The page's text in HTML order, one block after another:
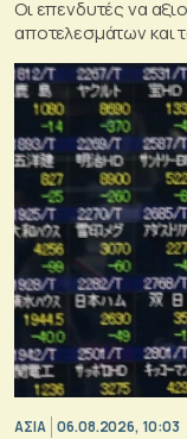
Οι επενδυτές να
αποτελεσμάτων και
ΑΣΙΑ 06.08.2026, 10:03